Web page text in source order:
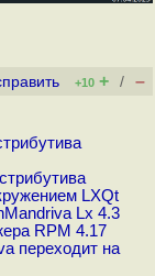
+10 + / –
LXQt
Lx 4.3
RPM 4.17
переходит на